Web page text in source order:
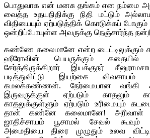
பொதுவாக என் மனசு தங்கம் என நம்மை
வைத்த உதயநிதிக்கு நிதி மட்டும்
விதியையும் ஏற்படுத்திக் கொடுக்கப்
ஒன்றிப்போயுள்ள அவருக்கு நெஞ்சார்ந்த
கண்ணே கலைமானே என்ற
ஹீரோவின் பெயருக்கும் கதையில்
சேர்த்திருக்கிறார் இயக்குநர்
படித்துவிட்டு இயற்கை
கமலக்கண்ணன். நேர்மையான வங்கி
இருவருக்குள் ஏற்படும் காதலும்
காதலுக்குள்ளும் ஏற்படும் உரிமையும்
தான் கண்னே கலைமானே! அரிவாள்
ஜாதிச்சாயம் பூசாமல் சேவல் கூவும்
அமைதியை திரை முழுதும் உலவ